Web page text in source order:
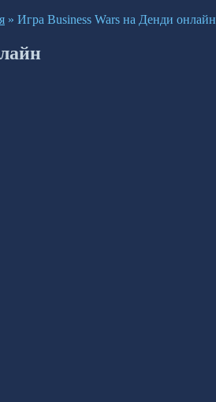
» Игра Business Wars на Денди онлайн